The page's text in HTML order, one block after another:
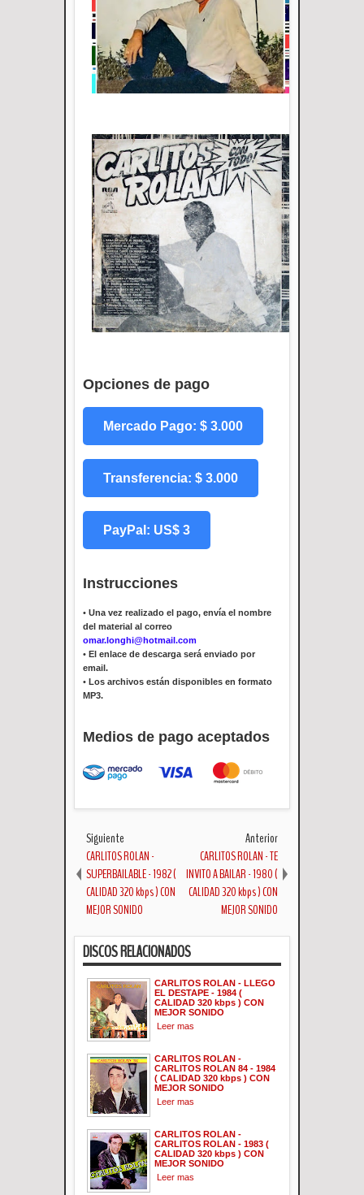
Opciones de pago
Mercado Pago: $ 3.000
Transferencia: $ 3.000
PayPal: US$ 3
Instrucciones
• Una vez realizado el pago, envía el nombre
del material al correo
omar.longhi@hotmail.com
• El enlace de descarga será enviado por
email.
• Los archivos están disponibles en formato
MP3.
Medios de pago aceptados
Siguiente
CARLITOS ROLAN -
SUPERBAILABLE - 1982 (
CALIDAD 320 kbps ) CON
MEJOR SONIDO
Anterior
CARLITOS ROLAN - TE
INVITO A BAILAR - 1980 (
CALIDAD 320 kbps ) CON
MEJOR SONIDO
DISCOS RELACIONADOS
CARLITOS ROLAN - LLEGO
EL DESTAPE - 1984 (
CALIDAD 320 kbps ) CON
MEJOR SONIDO
Leer mas
CARLITOS ROLAN -
CARLITOS ROLAN 84 - 1984
( CALIDAD 320 kbps ) CON
MEJOR SONIDO
Leer mas
CARLITOS ROLAN -
CARLITOS ROLAN - 1983 (
CALIDAD 320 kbps ) CON
MEJOR SONIDO
Leer mas